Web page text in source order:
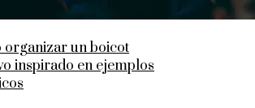
organizar un boicot
inspirado en ejemplos